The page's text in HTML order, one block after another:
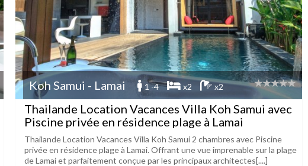
Koh Samui - Lamai 1 -4 x2 x2
Thailande Location Vacances Villa Koh Samui avec
Piscine privée en résidence plage à Lamai
Thailande Location Vacances Villa Koh Samui 2 chambres avec Piscine
privée en résidence plage à Lamai. Offrant une vue imprenable sur la plage
de Lamai et parfaitement conçue par les principaux architectes[....]